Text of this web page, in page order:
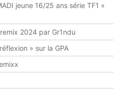
jeune 16/25 ans série TF1 «
2024 par Gr1ndu
» sur la GPA